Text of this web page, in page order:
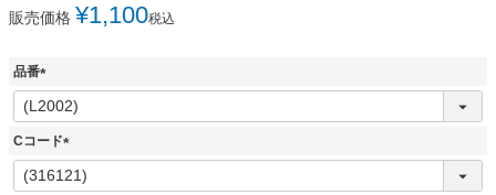
販売価格 ¥1,100税込
品番
(
必
須
Cコード
(
必